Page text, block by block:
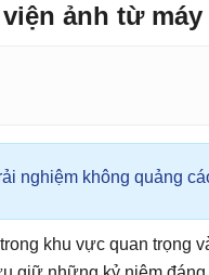
ảnh từ
nghiệm không quảng
khu vực quan trọng